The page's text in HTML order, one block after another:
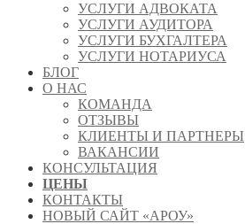
УСЛУГИ АДВОКАТА
УСЛУГИ АУДИТОРА
УСЛУГИ БУХГАЛТЕРА
УСЛУГИ НОТАРИУСА
БЛОГ
О НАС
КОМАНДА
ОТЗЫВЫ
КЛИЕНТЫ И ПАРТНЕРЫ
ВАКАНСИИ
КОНСУЛЬТАЦИЯ
ЦЕНЫ
КОНТАКТЫ
НОВЫЙ САЙТ «АРОУ»